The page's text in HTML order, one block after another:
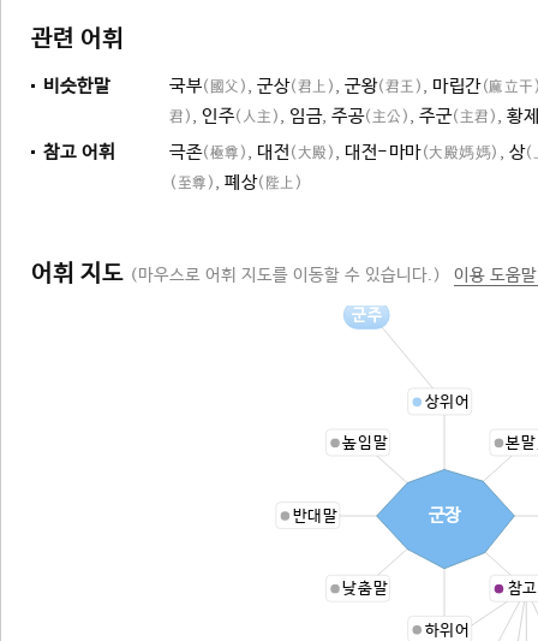
관련 어휘
비슷한말 국부(國父) , 군상(君上) , 군왕(君王) , 마립간(麻立
君) , 인주(人主) , 임금, 주공(主公) , 주군(主君) , 황제
참고 어휘
극존(極尊) , 대전 (大殿) , 대전-마마(大殿媽媽) , 상(
(至尊) , 폐상(陛上)
어휘 지도 (마우스로 어휘 지도를 이동할 수 있습니다.) 이용 도움
군주
상위어
본
참
하위어
낮춤말
반대말
높임말
군장